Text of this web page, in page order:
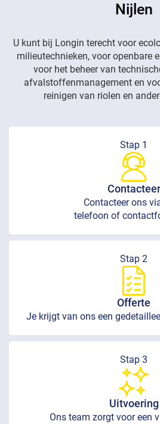
Nijlen
U kunt bij Longin terecht voor
milieutechnieken, voor openbare
voor het beheer van
afvalstoffenmanagement en
reinigen van riolen en
Stap 1
Contacteer
Contacteer ons
telefoon of
Stap 2
Offerte
Je krijgt van ons een
Stap 3
Uitvoering
Ons team zorgt voor een